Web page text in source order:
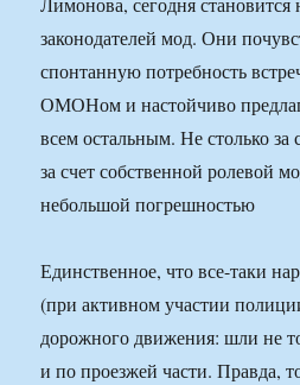
законодателей мод. Они
спонтанную потребность
ОМОНом и настойчиво
всем остальным. Не столько за
за счет собственной ролевой
небольшой погрешностью
Единственное, что все-таки
(при активном участии
дорожного движения: шли не
и по проезжей части. Правда,